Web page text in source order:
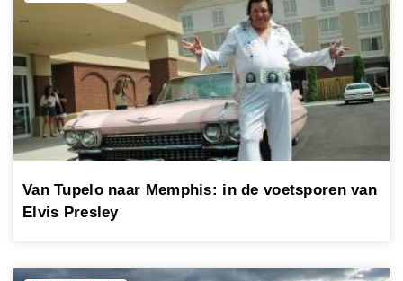
Van Tupelo naar Memphis: in de voetsporen van
Elvis Presley